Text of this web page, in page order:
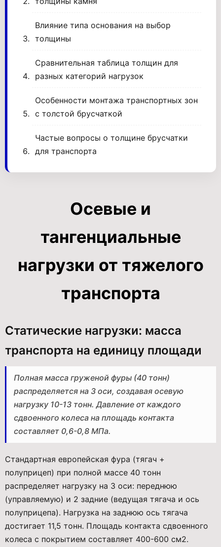
Влияние типа основания на выбор
толщины
Сравнительная таблица толщин для
разных категорий нагрузок
Особенности монтажа транспортных зон
с толстой брусчаткой
Частые вопросы о толщине брусчатки
для транспорта
Осевые и
тангенциальные
нагрузки от тяжелого
транспорта
Статические нагрузки: масса
транспорта на единицу площади
Полная масса груженой фуры (40 тонн)
распределяется на 3 оси, создавая осевую
нагрузку 10-13 тонн. Давление от каждого
сдвоенного колеса на площадь контакта
составляет 0,6-0,8 МПа.
Стандартная европейская фура (тягач +
полуприцеп) при полной массе 40 тонн
распределяет нагрузку на 3 оси: переднюю
(управляемую) и 2 задние (ведущая тягача и ось
полуприцепа). Нагрузка на заднюю ось тягача
достигает 11,5 тонн. Площадь контакта сдвоенного
колеса с покрытием составляет 400-600 см2.